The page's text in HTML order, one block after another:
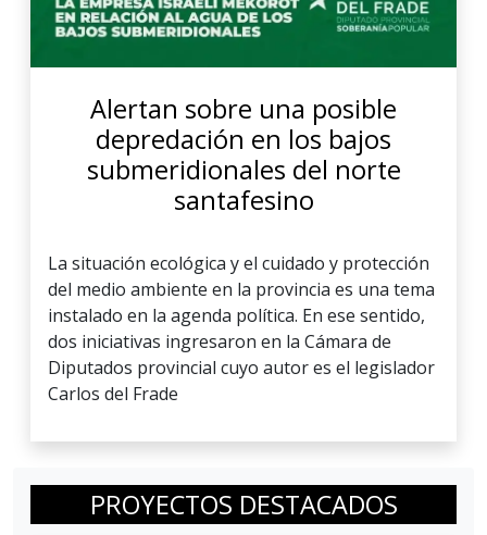
Alertan sobre una posible
depredación en los bajos
submeridionales del norte
santafesino
La situación ecológica y el cuidado y protección
del medio ambiente en la provincia es una tema
instalado en la agenda política. En ese sentido,
dos iniciativas ingresaron en la Cámara de
Diputados provincial cuyo autor es el legislador
Carlos del Frade
PROYECTOS DESTACADOS